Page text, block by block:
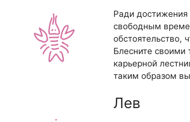
Ради достижения
свободным
обстоятельство,
Блесните своими
карьерной
таким образом
Лев